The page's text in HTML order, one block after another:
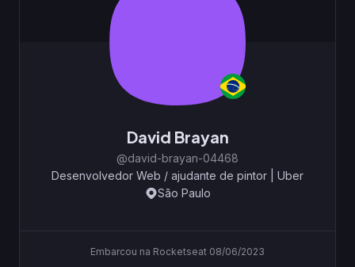
David Brayan
@david-brayan-04468
Desenvolvedor Web / ajudante de pintor
Uber
São Paulo
Embarcou na Rocketseat 08/06/2023